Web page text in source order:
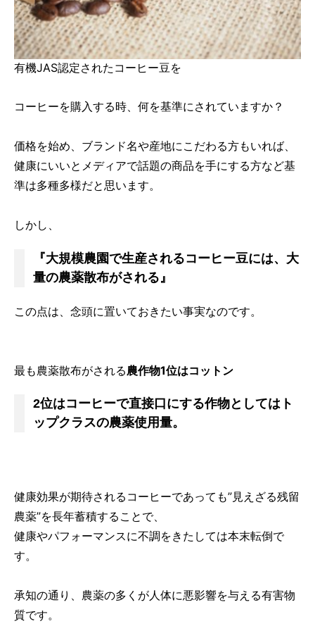
有機JAS認定されたコーヒー豆を
コーヒーを購入する時、何を基準にされていますか？
価格を始め、ブランド名や産地にこだわる方もいれば、
健康にいいとメディアで話題の商品を手にする方など基
準は多種多様だと思います。
しかし、
『大規模農園で生産されるコーヒー豆には、大
量の農薬散布がされる』
この点は、念頭に置いておきたい事実なのです。
最も農薬散布がされる農作物1位はコットン
2位はコーヒーで直接口にする作物としてはト
ップクラスの農薬使用量。
健康効果が期待されるコーヒーであっても”見えざる残留
農薬”を長年蓄積することで、
健康やパフォーマンスに不調をきたしては本末転倒で
す。
承知の通り、農薬の多くが人体に悪影響を与える有害物
質です。